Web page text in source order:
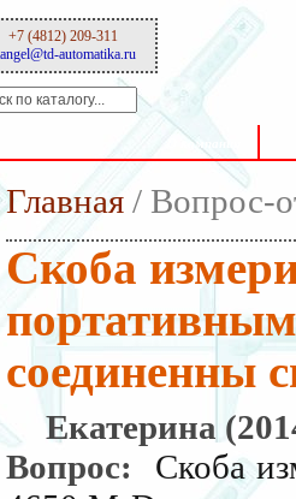
+7 (4812) 209-311
automatika.ru
О компании
Главная / Вопрос-
Скоба
соединенны
Екатерина
Вопрос: Скоба